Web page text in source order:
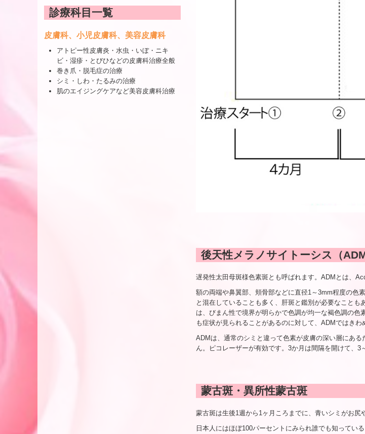
診療科目一覧
皮膚科、小児皮膚科、美容皮膚科
アトピー性皮膚炎・水虫・いぼ・ニキ
ビ・湿疹・とびひなどの皮膚科治療全般
巻き爪・脱毛症の治療
シミ・しわ・たるみの治療
肌のエイジングケアなど美容皮膚科治療
後天性メラノサイトーシス（ADM
遅発性太田母斑様色素斑とも呼ばれます。ADMとは、
額の両端や鼻翼部、頬骨部などに直径1～3mm程度の色
と混在していることも多く、肝斑と鑑別が必要なこと
は、びまん性で境界が明らかで色調が均一な褐色調の
も症状が見られることがあるのに対して、ADMではきわ
ADMは、通常のシミと違って色素が皮膚の深い層にあ
ん。ピコレーザーが有効です。3か月は間隔を開けて、3
蒙古斑・異所性蒙古斑
蒙古斑は生後1週から1ヶ月ころまでに、青いシミがお尻
日本人にはほぼ100パーセントにみられ誰でも知ってい